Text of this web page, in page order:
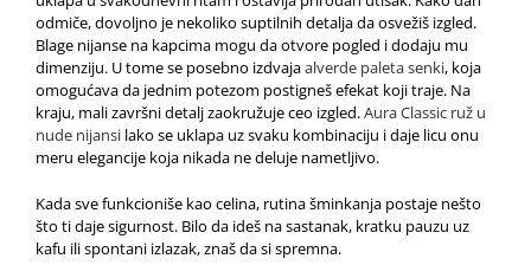
odmiče, dovoljno je nekoliko suptilnih detalja da osvežiš izgled.
Blage nijanse na kapcima mogu da otvore pogled i dodaju mu
dimenziju. U tome se posebno izdvajaalverde paleta senki, koja
omogućava da jednim potezom postigneš efekat koji traje. Na
kraju, mali završni detalj zaokružuje ceo izgled.Aura Classic ruž u
nude nijansi lako se uklapa uz svaku kombinaciju i daje licu onu
meru elegancije koja nikada ne deluje nametljivo.
Kada sve funkcioniše kao celina, rutina šminkanja postaje nešto
što ti daje sigurnost. Bilo da ideš na sastanak, kratku pauzu uz
kafu ili spontani izlazak, znaš da si spremna.